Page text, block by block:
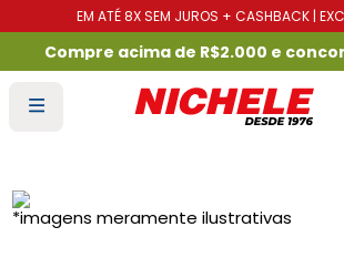
EM ATÉ 8X SEM JUROS + CASHBACK |
Compre acima de R$2.000 e